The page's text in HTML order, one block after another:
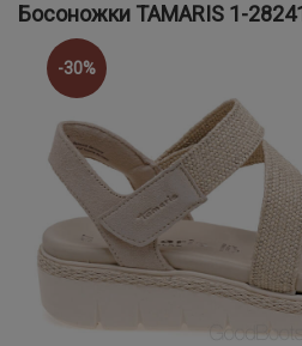
Босоножки TAMARIS 1-
-30%